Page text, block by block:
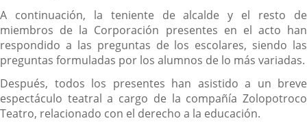
A continuación, la teniente de alcalde y el resto de
miembros de la Corporación presentes en el acto han
respondido a las preguntas de los escolares, siendo las
preguntas formuladas por los alumnos de lo más variadas.
Después, todos los presentes han asistido a un breve
espectáculo teatral a cargo de la compañía Zolopotroco
Teatro, relacionado con el derecho a la educación.